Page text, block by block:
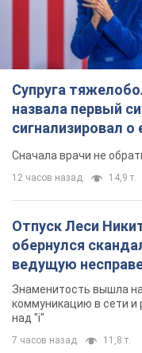
Отпуск Леси
обернулся
ведущую
Знаменитость вышла
коммуникацию в сети и
над "i"
7 часов назад 11,8 т.
Не только из-за
украинцы не
вакансии
Чего больше всего не
9 часов назад 3,1 т.